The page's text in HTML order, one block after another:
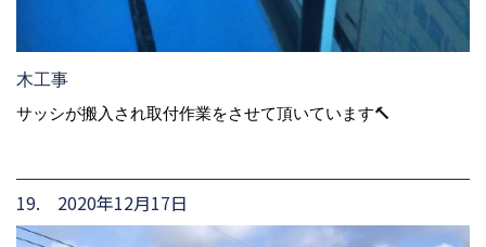
木工事
サッシが搬入され取付作業をさせて頂いています🔨
19. 2020年12月17日